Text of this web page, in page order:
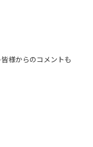
様からのコメントも